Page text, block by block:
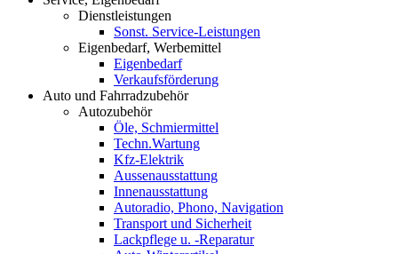
Dienstleistungen
Sonst. Service-Leistungen
Eigenbedarf, Werbemittel
Eigenbedarf
Verkaufsförderung
Auto und Fahrradzubehör
Autozubehör
Öle, Schmiermittel
Techn.Wartung
Kfz-Elektrik
Aussenausstattung
Innenausstattung
Autoradio, Phono, Navigation
Transport und Sicherheit
Lackpflege u. -Reparatur